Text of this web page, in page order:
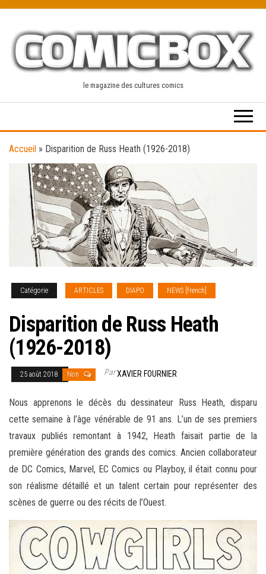
content
le magazine des cultures comics
Accueil » Disparition de Russ Heath (1926-2018)
Catégorie ARTICLES DIAPO NEWS [french]
Disparition de Russ Heath
(1926-2018)
25 août 2018 Non ParXAVIER FOURNIER
Nous apprenons le décès du dessinateur Russ Heath, disparu
cette semaine à l’âge vénérable de 91 ans. L’un de ses premiers
travaux publiés remontant à 1942, Heath faisait partie de la
première génération des grands des comics. Ancien collaborateur
de DC Comics, Marvel, EC Comics ou Playboy, il était connu pour
son réalisme détaillé et un talent certain pour représenter des
scènes de guerre ou des récits de l’Ouest.